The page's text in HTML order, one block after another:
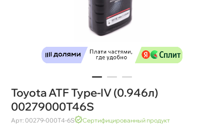
Toyota ATF Type-IV (0.946л)
00279000T46S
Арт: 00279-000T4-6S Сертифицированный продукт